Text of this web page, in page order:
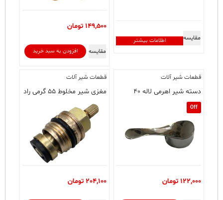
اطلاعات بیشتر مقایسه
149,500 تومان
افزودن به سبد خرید مقایسه
قطعات شیر آلات
دسته شیر اهرمی لاله ۴۰
Off
122,000 تومان
قطعات شیر آلات
مغزی شیر مخلوط ۵۵ گرمی راد
204,100 تومان